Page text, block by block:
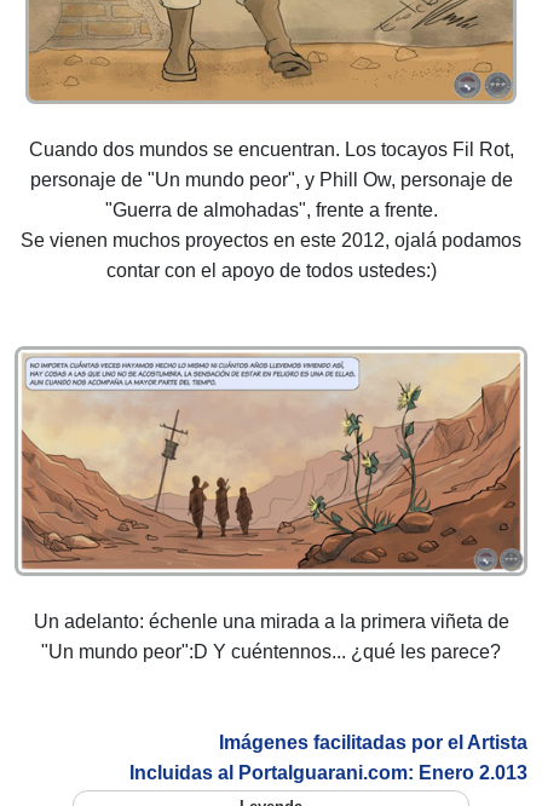
Cuando dos mundos se encuentran. Los tocayos Fil Rot,
personaje de "Un mundo peor", y Phill Ow, personaje de
"Guerra de almohadas", frente a frente.
Se vienen muchos proyectos en este 2012, ojalá podamos
contar con el apoyo de todos ustedes:)
Un adelanto: échenle una mirada a la primera viñeta de
"Un mundo peor":D Y cuéntennos... ¿qué les parece?
Imágenes facilitadas por el Artista
Incluidas al Portalguarani.com: Enero 2.013